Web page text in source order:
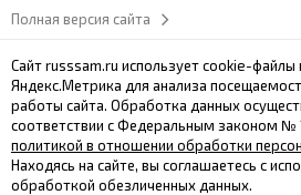
Полная версия сайта
Сайт russsam.ru использует cookie-файлы
Яндекс.Метрика для анализа
работы сайта. Обработка данных
соответствии с Федеральным законом №
политикой в отношении обработки
Находясь на сайте, вы соглашаетесь с
обработкой обезличенных данных.